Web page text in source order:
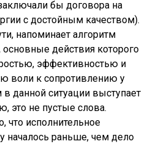
бы договора на
с достойным качеством).
напоминает алгоритм
основные действия которого
эффективностью и
воли к сопротивлению у
данной ситуации выступает
это не пустые слова.
что исполнительное
началось раньше, чем дело